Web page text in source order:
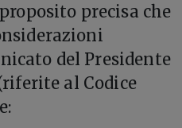
precisa che
del Presidente
al Codice